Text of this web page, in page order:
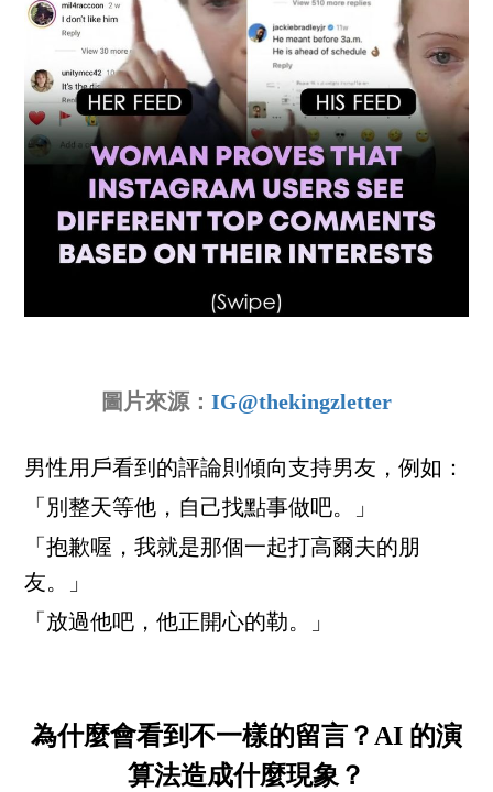
圖片來源： IG@thekingzletter
男性用戶看到的評論則傾向支持男友，例如：
「別整天等他，自己找點事做吧。」
「抱歉喔，我就是那個一起打高爾夫的朋
友。」
「放過他吧，他正開心的勒。」
為什麼會看到不一樣的留言？AI 的演
算法造成什麼現象？